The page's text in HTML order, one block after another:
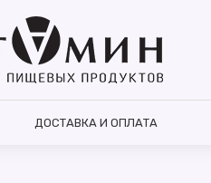
ДОСТАВКА И ОПЛАТА